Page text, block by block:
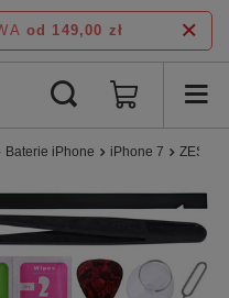
od 149,00 zł
Baterie iPhone iPhone 7